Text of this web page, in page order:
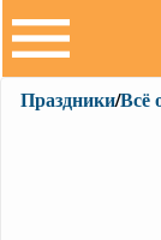
Праздники/Всё